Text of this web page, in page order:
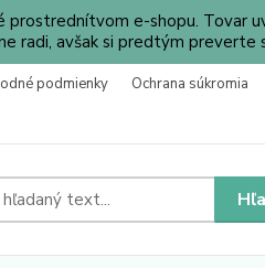
e-shopu. Tovar
radi, avšak si predtým
podmienky Ochrana súkromia